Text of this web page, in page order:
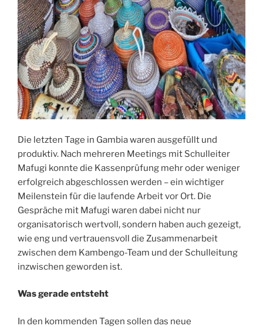
Die letzten Tage in Gambia waren ausgefüllt und
produktiv. Nach mehreren Meetings mit Schulleiter
Mafugi konnte die Kassenprüfung mehr oder weniger
erfolgreich abgeschlossen werden – ein wichtiger
Meilenstein für die laufende Arbeit vor Ort. Die
Gespräche mit Mafugi waren dabei nicht nur
organisatorisch wertvoll, sondern haben auch gezeigt,
wie eng und vertrauensvoll die Zusammenarbeit
zwischen dem Kambengo-Team und der Schulleitung
inzwischen geworden ist.
Was gerade entsteht
In den kommenden Tagen sollen das neue